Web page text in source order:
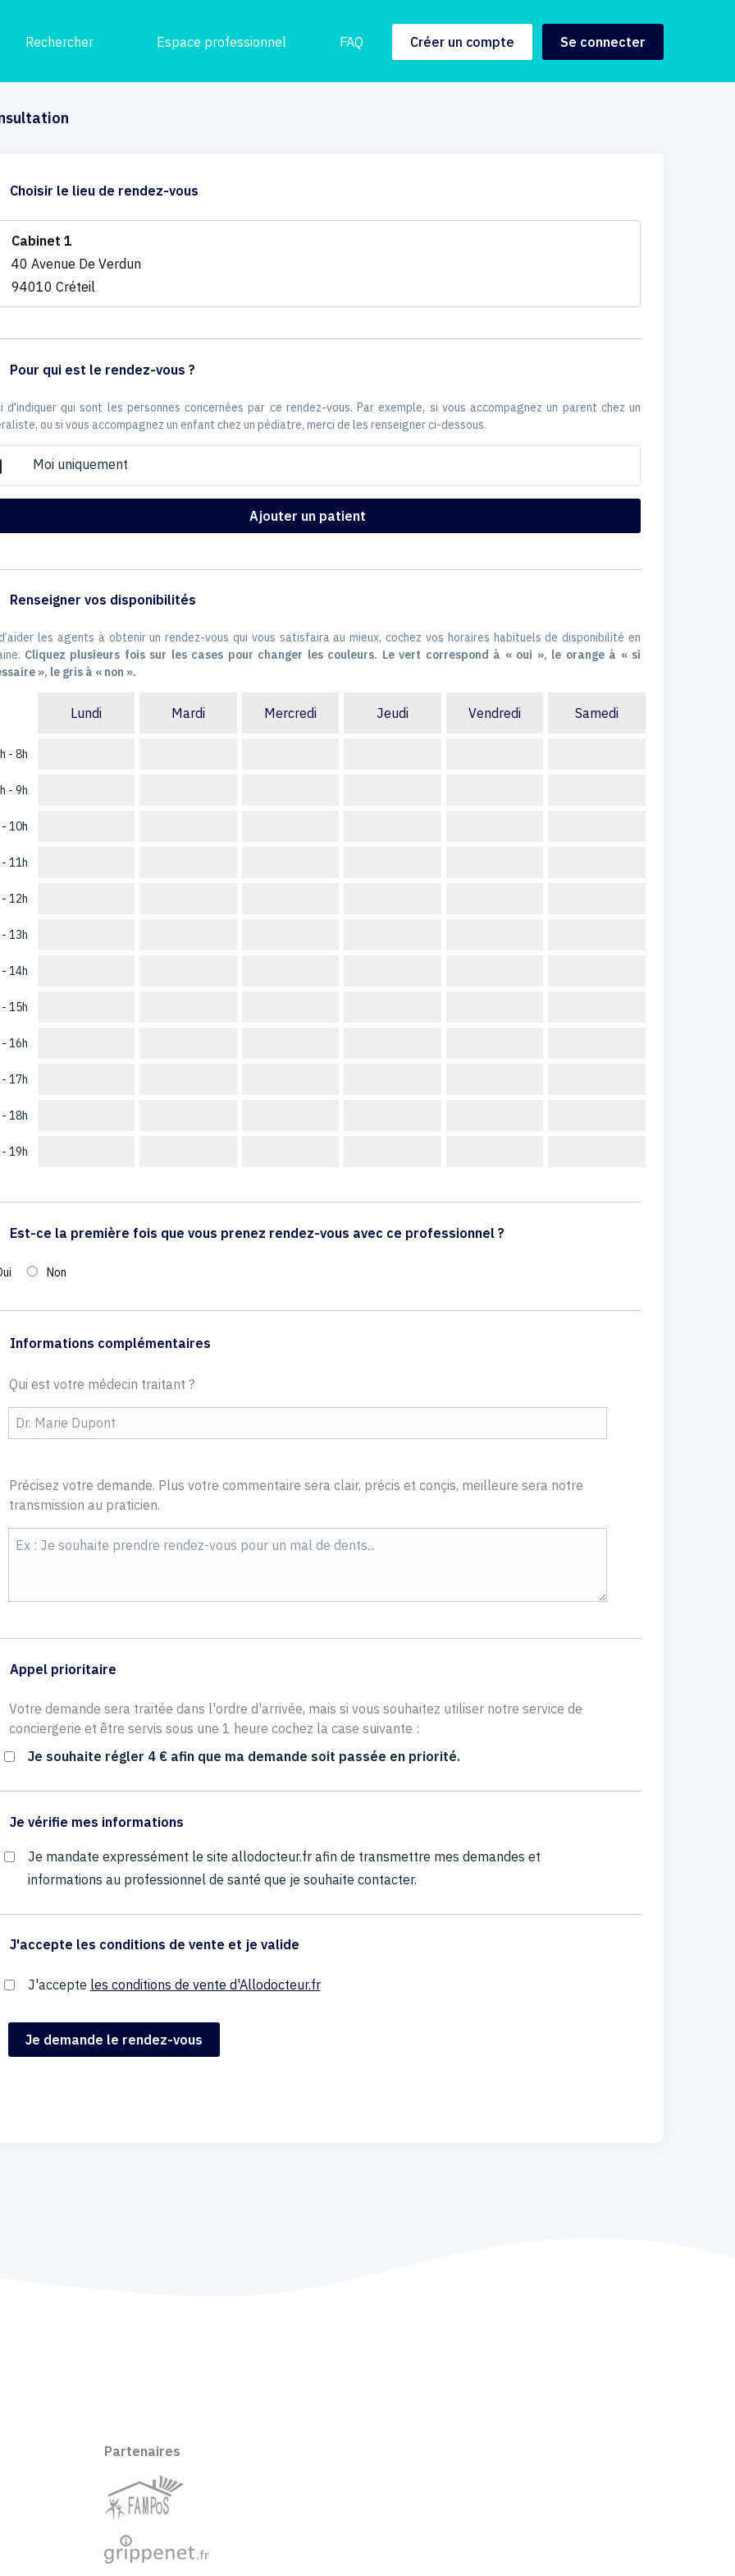
Rechercher Espace professionnel FAQ Créer un compte Se connecter
Choisir le lieu de rendez-vous
Cabinet 1
40 Avenue De Verdun
94010 Créteil
Pour qui est le rendez-vous ?
d'indiquer qui sont les personnes concernées par ce rendez-vous. Par exemple, si vous accompagnez un parent chez un
ou si vous accompagnez un enfant chez un pédiatre, merci de les renseigner ci-dessous.
Moi uniquement
Ajouter un patient
Renseigner vos disponibilités
les agents à obtenir un rendez-vous qui vous satisfaira au mieux, cochez vos horaires habituels de disponibilité en
Cliquez plusieurs fois sur les cases pour changer les couleurs. Le vert correspond à « oui », le orange à « si
», le gris à « non ».
- 8h
- 9h
10h
11h
12h
13h
14h
15h
16h
17h
18h
19h
Lundi Mardi Mercredi Jeudi Vendredi Samedi
Est-ce la première fois que vous prenez rendez-vous avec ce professionnel ?
Non
Informations complémentaires
Qui est votre médecin traitant ?
Précisez votre demande. Plus votre commentaire sera clair, précis et conçis, meilleure sera notre
transmission au praticien.
Appel prioritaire
Votre demande sera traitée dans l'ordre d'arrivée, mais si vous souhaitez utiliser notre service de
conciergerie et être servis sous une 1 heure cochez la case suivante :
Je souhaite régler 4 € afin que ma demande soit passée en priorité.
Je vérifie mes informations
Je mandate expressément le site allodocteur.fr afin de transmettre mes demandes et
informations au professionnel de santé que je souhaite contacter.
J'accepte les conditions de vente et je valide
J'accepte les conditions de vente d'Allodocteur.fr
Partenaires